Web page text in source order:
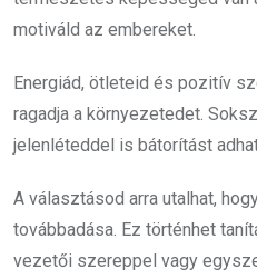
motiváld az embereket.
Energiád, ötleteid és pozitív
ragadja a környezetedet.
jelenléteddel is bátorítást
A választásod arra utalhat,
továbbadása. Ez történhet
vezetői szereppel vagy